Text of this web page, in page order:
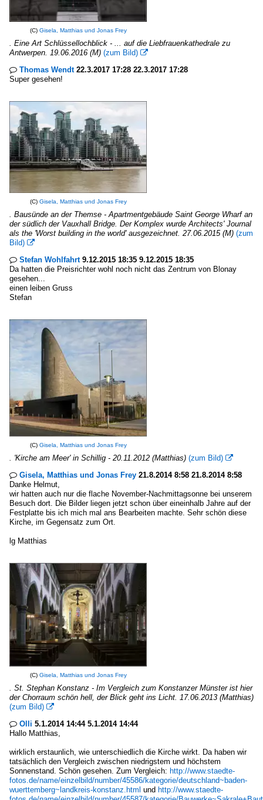
(C) Gisela, Matthias und Jonas Frey
. Eine Art Schlüssellochblick - ... auf die Liebfrauenkathedrale zu
Antwerpen. 19.06.2016 (M) (zum Bild) 
 Thomas Wendt22.3.2017 17:28 22.3.2017 17:28
Super gesehen!
(C) Gisela, Matthias und Jonas Frey
. Bausünde an der Themse - Apartmentgebäude Saint George Wharf an
der südlich der Vauxhall Bridge. Der Komplex wurde Architects' Journal
als the 'Worst building in the world' ausgezeichnet. 27.06.2015 (M) (zum
Bild) 
 Stefan Wohlfahrt9.12.2015 18:35 9.12.2015 18:35
Da hatten die Preisrichter wohl noch nicht das Zentrum von Blonay
gesehen...
einen leiben Gruss
Stefan
(C) Gisela, Matthias und Jonas Frey
. 'Kirche am Meer' in Schillig - 20.11.2012 (Matthias) (zum Bild) 
 Gisela, Matthias und Jonas Frey 21.8.2014 8:58 21.8.2014 8:58
Danke Helmut,
wir hatten auch nur die flache November-Nachmittagsonne bei unserem
Besuch dort. Die Bilder liegen jetzt schon über eineinhalb Jahre auf der
Festplatte bis ich mich mal ans Bearbeiten machte. Sehr schön diese
Kirche, im Gegensatz zum Ort.
lg Matthias
(C) Gisela, Matthias und Jonas Frey
. St. Stephan Konstanz - Im Vergleich zum Konstanzer Münster ist hier
der Chorraum schön hell, der Blick geht ins Licht. 17.06.2013 (Matthias)
(zum Bild) 
 Olli 5.1.2014 14:44 5.1.2014 14:44
Hallo Matthias,
wirklich erstaunlich, wie unterschiedlich die Kirche wirkt. Da haben wir
tatsächlich den Vergleich zwischen niedrigstem und höchstem
Sonnenstand. Schön gesehen. Zum Vergleich: http://www.staedte-
fotos.de/name/einzelbild/number/45586/kategorie/deutschland~baden-
wuerttemberg~landkreis-konstanz.html und http://www.staedte-